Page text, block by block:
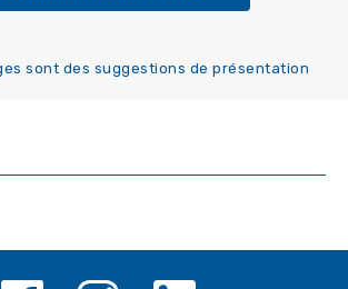
sont des suggestions de présentation